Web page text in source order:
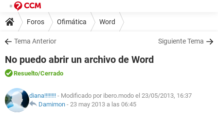
Foros Ofimática Word
Tema Anterior Siguiente Tema
No puedo abrir un archivo de Word
Resuelto/Cerrado
diana!!!!!!!! - Modificado por ibero.modo el 23/05/2013, 16:37
Damimon - 23 may 2013 a las 06:45